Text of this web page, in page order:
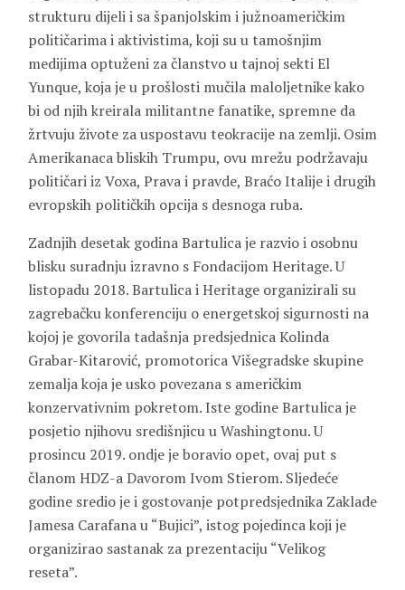
strukturu dijeli i sa španjolskim i južnoameričkim
političarima i aktivistima, koji su u tamošnjim
medijima optuženi za članstvo u tajnoj sekti El
Yunque, koja je u prošlosti mučila maloljetnike kako
bi od njih kreirala militantne fanatike, spremne da
žrtvuju živote za uspostavu teokracije na zemlji. Osim
Amerikanaca bliskih Trumpu, ovu mrežu podržavaju
političari iz Voxa, Prava i pravde, Braćo Italije i drugih
evropskih političkih opcija s desnoga ruba.
Zadnjih desetak godina Bartulica je razvio i osobnu
blisku suradnju izravno s Fondacijom Heritage. U
listopadu 2018. Bartulica i Heritage organizirali su
zagrebačku konferenciju o energetskoj sigurnosti na
kojoj je govorila tadašnja predsjednica Kolinda
Grabar-Kitarović, promotorica Višegradske skupine
zemalja koja je usko povezana s američkim
konzervativnim pokretom. Iste godine Bartulica je
posjetio njihovu središnjicu u Washingtonu. U
prosincu 2019. ondje je boravio opet, ovaj put s
članom HDZ-a Davorom Ivom Stierom. Sljedeće
godine sredio je i gostovanje potpredsjednika Zaklade
Jamesa Carafana u “Bujici”, istog pojedinca koji je
organizirao sastanak za prezentaciju “Velikog
reseta”.